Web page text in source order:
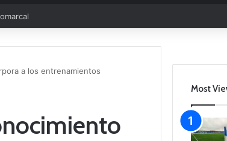
sus plantillas
a los entrenamientos
Most